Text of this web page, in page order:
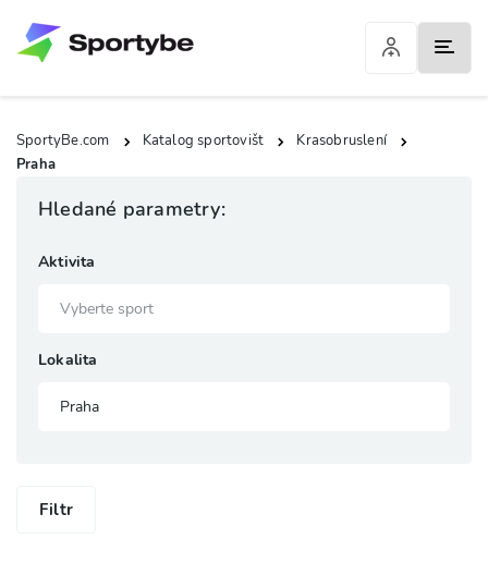
SportyBe.com Katalog sportovišt
Krasobruslení
Praha
Hledané parametry:
Aktivita
Lokalita
Filtr